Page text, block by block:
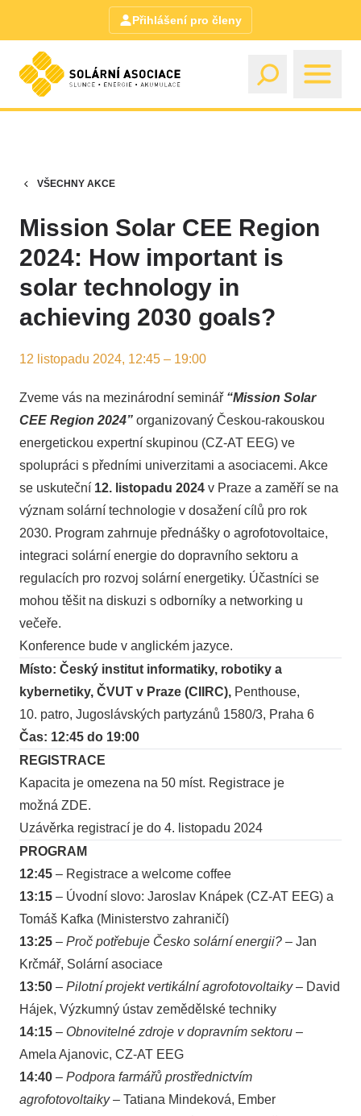
Přihlášení pro členy
VŠECHNY AKCE
Mission Solar CEE Region
2024: How important is
solar technology in
achieving 2030 goals?
12 listopadu 2024, 12:45 – 19:00
Zveme vás na mezinárodní seminář “Mission Solar
CEE Region 2024” organizovaný Českou-rakouskou
energetickou expertní skupinou (CZ-AT EEG) ve
spolupráci s předními univerzitami a asociacemi. Akce
se uskuteční 12. listopadu 2024 v Praze a zaměří se na
význam solární technologie v dosažení cílů pro rok
2030. Program zahrnuje přednášky o agrofotovoltaice,
integraci solární energie do dopravního sektoru a
regulacích pro rozvoj solární energetiky. Účastníci se
mohou těšit na diskuzi s odborníky a networking u
večeře.
Konference bude v anglickém jazyce.
Místo: Český institut informatiky, robotiky a
kybernetiky, ČVUT v Praze (CIIRC), Penthouse,
10. patro, Jugoslávských partyzánů 1580/3, Praha 6​
Čas: 12:45 do 19:00
REGISTRACE
Kapacita je omezena na 50 míst. Registrace je
možná ZDE.
Uzávěrka registrací je do 4. listopadu 2024
PROGRAM
12:45 – Registrace a welcome coffee
13:15 – Úvodní slovo: Jaroslav Knápek (CZ-AT EEG) a
Tomáš Kafka (Ministerstvo zahraničí)
13:25 – Proč potřebuje Česko solární energii? – Jan
Krčmář, Solární asociace
13:50 – Pilotní projekt vertikální agrofotovoltaiky– David
Hájek, Výzkumný ústav zemědělské techniky
14:15 – Obnovitelné zdroje v dopravním sektoru –
Amela Ajanovic, CZ-AT EEG
14:40 – Podpora farmářů prostřednictvím
agrofotovoltaiky– Tatiana Mindeková, Ember